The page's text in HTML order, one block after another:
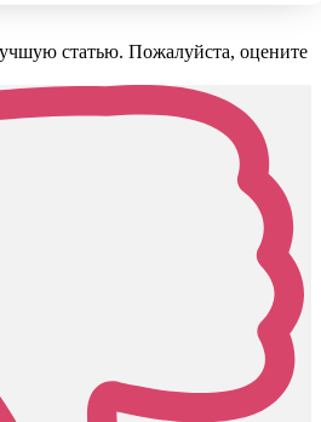
статью. Пожалуйста, оцените